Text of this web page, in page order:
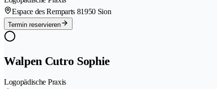
Espace des Remparts 81950 Sion
Termin reservieren
Walpen Cutro Sophie
Logopädische Praxis